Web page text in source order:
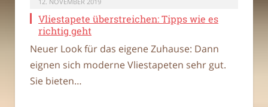
Vliestapete überstreichen: Tipps wie es
richtig geht
Neuer Look für das eigene Zuhause: Dann
eignen sich moderne Vliestapeten sehr gut.
Sie bieten…